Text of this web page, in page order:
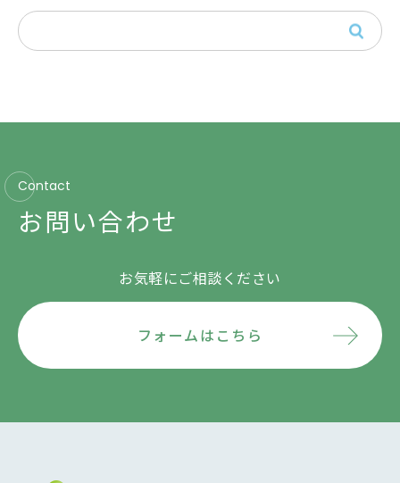
Contact
お問い合わせ
お気軽にご相談ください
フォームはこちら